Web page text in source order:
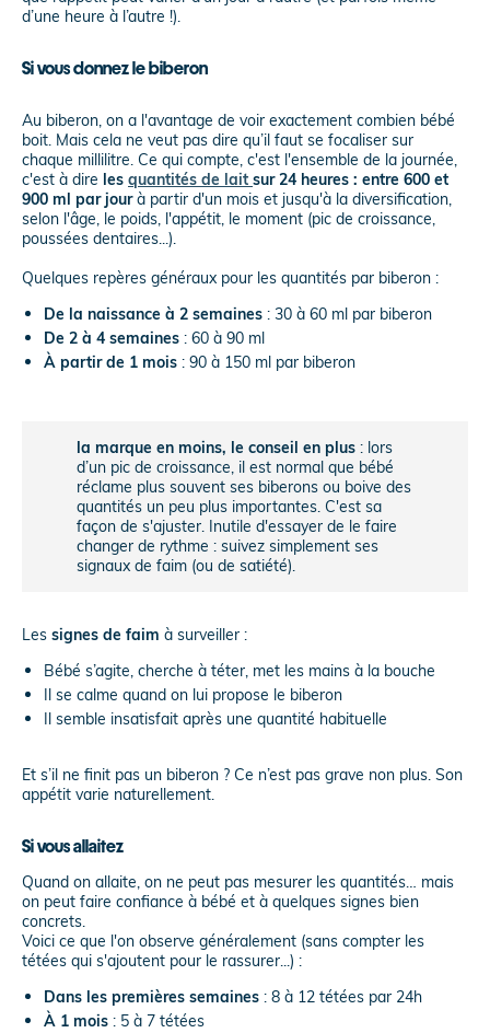
d’une heure à l’autre !).
Si vous donnez le biberon
Au biberon, on a l'avantage de voir exactement combien bébé
boit. Mais cela ne veut pas dire qu’il faut se focaliser sur
chaque millilitre. Ce qui compte, c'est l'ensemble de la journée,
c'est à dire les quantités de lait sur 24 heures : entre 600 et
900 ml par jourà partir d'un mois et jusqu'à la diversification,
selon l'âge, le poids, l'appétit, le moment (pic de croissance,
poussées dentaires...).
Quelques repères généraux pour les quantités par biberon :
De la naissance à 2 semaines : 30 à 60 ml par biberon
De 2 à 4 semaines : 60 à 90 ml
À partir de 1 mois : 90 à 150 ml par biberon
la marque en moins, le conseil en plus : lors
d’un pic de croissance, il est normal que bébé
réclame plus souvent ses biberons ou boive des
quantités un peu plus importantes. C'est sa
façon de s'ajuster. Inutile d'essayer de le faire
changer de rythme : suivez simplement ses
signaux de faim (ou de satiété).
Les signes de faim à surveiller :
Bébé s’agite, cherche à téter, met les mains à la bouche
Il se calme quand on lui propose le biberon
Il semble insatisfait après une quantité habituelle
Et s’il ne finit pas un biberon ? Ce n’est pas grave non plus. Son
appétit varie naturellement.
Si vous allaitez
Quand on allaite, on ne peut pas mesurer les quantités… mais
on peut faire confiance à bébé et à quelques signes bien
concrets.
Voici ce que l'on observe généralement (sans compter les
tétées qui s'ajoutent pour le rassurer...) :
Dans les premières semaines : 8 à 12 tétées par 24h
À 1 mois : 5 à 7 tétées